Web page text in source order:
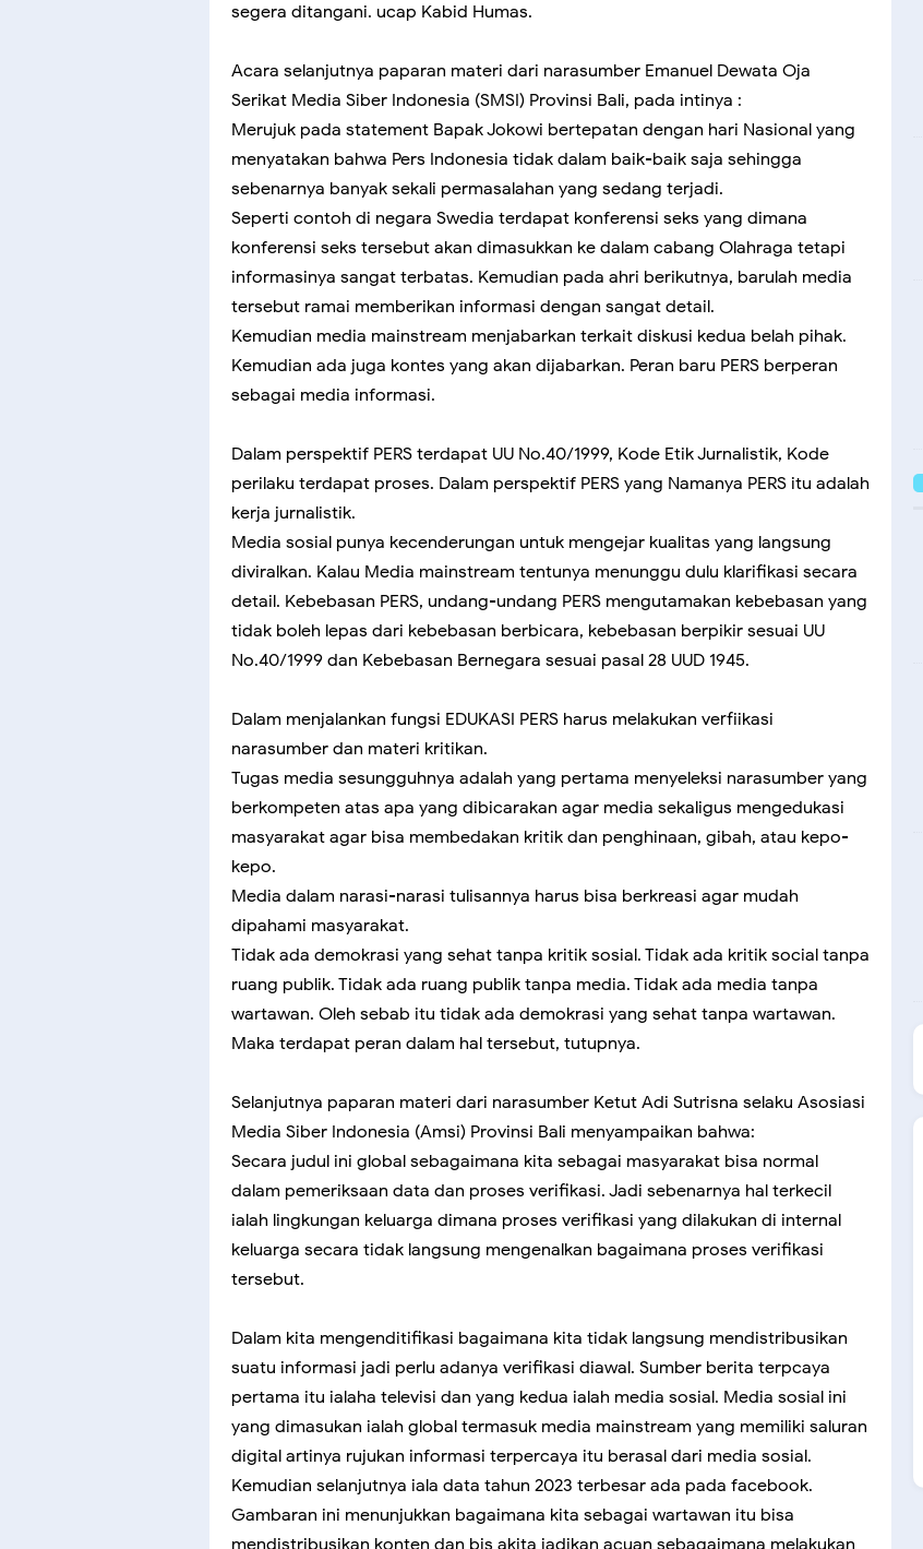
segera ditangani. ucap Kabid Humas.
Acara selanjutnya paparan materi dari narasumber Emanuel Dewata Oja
Serikat Media Siber Indonesia (SMSI) Provinsi Bali, pada intinya :
Merujuk pada statement Bapak Jokowi bertepatan dengan hari Nasional yang
menyatakan bahwa Pers Indonesia tidak dalam baik-baik saja sehingga
sebenarnya banyak sekali permasalahan yang sedang terjadi.
Seperti contoh di negara Swedia terdapat konferensi seks yang dimana
konferensi seks tersebut akan dimasukkan ke dalam cabang Olahraga tetapi
informasinya sangat terbatas. Kemudian pada ahri berikutnya, barulah media
tersebut ramai memberikan informasi dengan sangat detail.
Kemudian media mainstream menjabarkan terkait diskusi kedua belah pihak.
Kemudian ada juga kontes yang akan dijabarkan. Peran baru PERS berperan
sebagai media informasi.
Dalam perspektif PERS terdapat UU No.40/1999, Kode Etik Jurnalistik, Kode
perilaku terdapat proses. Dalam perspektif PERS yang Namanya PERS itu adalah
kerja jurnalistik.
Media sosial punya kecenderungan untuk mengejar kualitas yang langsung
diviralkan. Kalau Media mainstream tentunya menunggu dulu klarifikasi secara
detail. Kebebasan PERS, undang-undang PERS mengutamakan kebebasan yang
tidak boleh lepas dari kebebasan berbicara, kebebasan berpikir sesuai UU
No.40/1999 dan Kebebasan Bernegara sesuai pasal 28 UUD 1945.
Dalam menjalankan fungsi EDUKASI PERS harus melakukan verfiikasi
narasumber dan materi kritikan.
Tugas media sesungguhnya adalah yang pertama menyeleksi narasumber yang
berkompeten atas apa yang dibicarakan agar media sekaligus mengedukasi
masyarakat agar bisa membedakan kritik dan penghinaan, gibah, atau kepo-
kepo.
Media dalam narasi-narasi tulisannya harus bisa berkreasi agar mudah
dipahami masyarakat.
Tidak ada demokrasi yang sehat tanpa kritik sosial. Tidak ada kritik social tanpa
ruang publik. Tidak ada ruang publik tanpa media. Tidak ada media tanpa
wartawan. Oleh sebab itu tidak ada demokrasi yang sehat tanpa wartawan.
Maka terdapat peran dalam hal tersebut, tutupnya.
Selanjutnya paparan materi dari narasumber Ketut Adi Sutrisna selaku Asosiasi
Media Siber Indonesia (Amsi) Provinsi Bali menyampaikan bahwa:
Secara judul ini global sebagaimana kita sebagai masyarakat bisa normal
dalam pemeriksaan data dan proses verifikasi. Jadi sebenarnya hal terkecil
ialah lingkungan keluarga dimana proses verifikasi yang dilakukan di internal
keluarga secara tidak langsung mengenalkan bagaimana proses verifikasi
tersebut.
Dalam kita mengenditifikasi bagaimana kita tidak langsung mendistribusikan
suatu informasi jadi perlu adanya verifikasi diawal. Sumber berita terpcaya
pertama itu ialaha televisi dan yang kedua ialah media sosial. Media sosial ini
yang dimasukan ialah global termasuk media mainstream yang memiliki saluran
digital artinya rujukan informasi terpercaya itu berasal dari media sosial.
Kemudian selanjutnya iala data tahun 2023 terbesar ada pada facebook.
Gambaran ini menunjukkan bagaimana kita sebagai wartawan itu bisa
mendistribusikan konten dan bis akita jadikan acuan sebagaimana melakukan